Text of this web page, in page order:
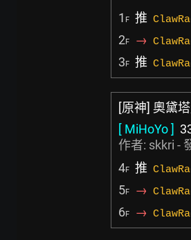
1 F 推
2F →
3F 推
[原神] 奧黛
[ MiHoYo ]
作者: skkri -
4F 推
5F →
6F →